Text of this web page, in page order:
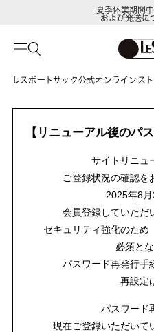
夏季休業期間
および発送に
レスポートサック公式オンラインス
【リニューアル後のパ
サイトリニュ
ご登録状況の確認を
2025年8
会員登録していただ
セキュリティ強化のため
必須とな
パスワード再発行手
再設定
パスワード
現在ご登録いただいて